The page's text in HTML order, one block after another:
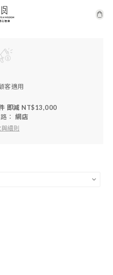
客適用
即減 NT$13,000
： 網店
與細則